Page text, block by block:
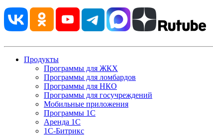
Продукты
Программы для ЖКХ
Программы для ломбардов
Программы для НКО
Программы для госучреждений
Мобильные приложения
Программы 1С
Аренда 1С
1С-Битрикс